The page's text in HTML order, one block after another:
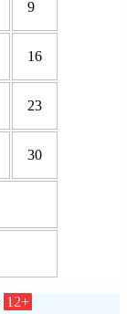
9
16
23
30
12+